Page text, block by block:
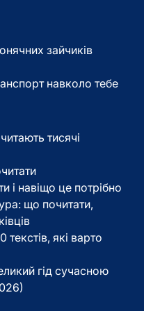
зайчиків
навколо тебе
тисячі
і навіщо це потрібно
що почитати,
текстів, які варто
гід сучасною